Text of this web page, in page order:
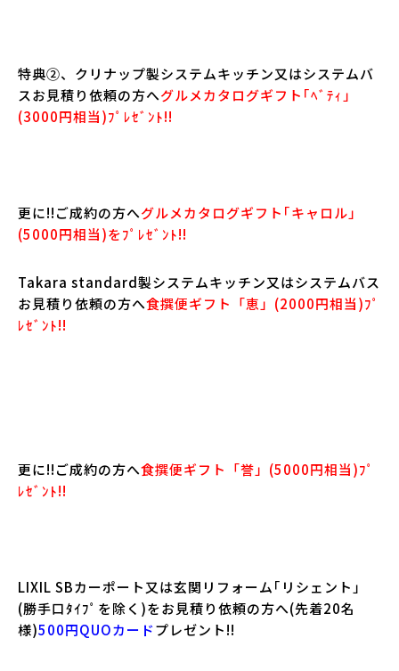
特典②、クリナップ製システムキッチン又はシステムバ
スお見積り依頼の方へグルメカタログギフト｢ﾍﾞﾃｨ」
(3000円相当)ﾌﾟﾚｾﾞﾝﾄ!!
更に!!ご成約の方へグルメカタログギフト｢キャロル」
(5000円相当)をﾌﾟﾚｾﾞﾝﾄ!!
Takara standard製システムキッチン又はシステムバス
お見積り依頼の方へ食撰便ギフト「恵」(2000円相当)ﾌﾟ
ﾚｾﾞﾝﾄ!!
更に!!ご成約の方へ食撰便ギフト「誉」(5000円相当)ﾌﾟ
ﾚｾﾞﾝﾄ!!
LIXIL SBカーポート又は玄関リフォーム｢リシェント」
(勝手口ﾀｲﾌﾟを除く)をお見積り依頼の方へ(先着20名
様)500円QUOカードプレゼント!!